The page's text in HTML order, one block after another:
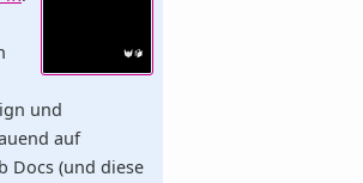
und
auf
Docs (und diese